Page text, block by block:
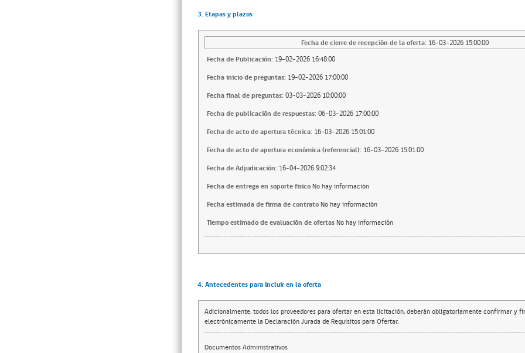
3. Etapas y plazos
Fecha de cierre de recepción de la oferta: 16-03-2026 15:00:00
Fecha de Publicación: 19-02-2026 16:48:00
Fecha inicio de preguntas: 19-02-2026 17:00:00
Fecha final de preguntas: 03-03-2026 10:00:00
Fecha de publicación de respuestas: 06-03-2026 17:00:00
Fecha de acto de apertura técnica: 16-03-2026 15:01:00
Fecha de acto de apertura económica (referencial): 16-03-2026 15:01:00
Fecha de Adjudicación: 16-04-2026 9:02:34
Fecha de entrega en soporte fisicoNo hay información
Fecha estimada de firma de contratoNo hay información
Tiempo estimado de evaluación de ofertasNo hay información
4. Antecedentes para incluir en la oferta
Adicionalmente, todos los proveedores para ofertar en esta licitación, deberán obligatoriamente confirmar y
electrónicamente la Declaración Jurada de Requisitos para Ofertar.
Documentos Administrativos